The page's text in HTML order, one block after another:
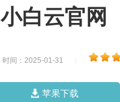
小白云官网
时间：2025-01-31
苹果下载